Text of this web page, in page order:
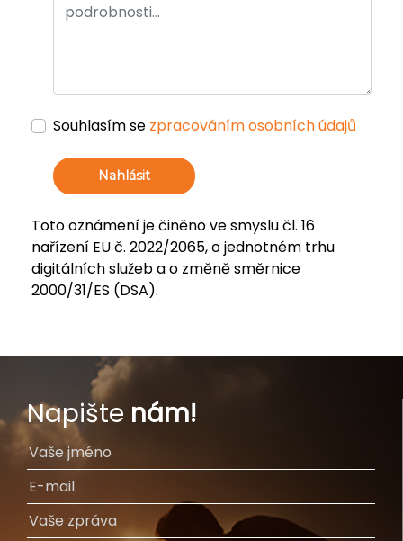
Souhlasím se zpracováním osobních údajů
Nahlásit
Toto oznámení je činěno ve smyslu čl. 16
nařízení EU č. 2022/2065, o jednotném trhu
digitálních služeb a o změně směrnice
2000/31/ES (DSA).
Napište nám!